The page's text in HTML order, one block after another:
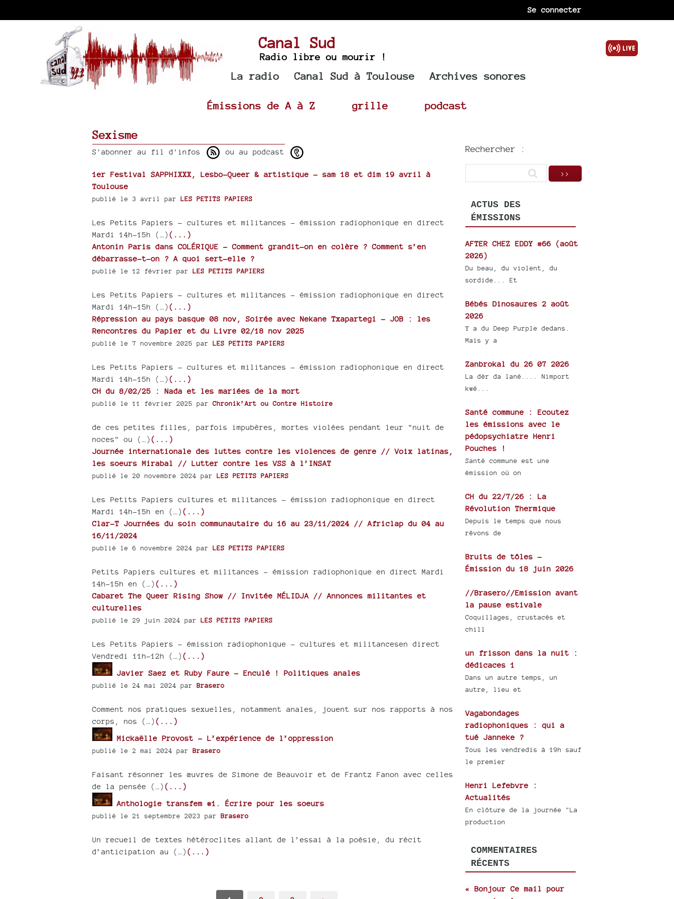
Se connecter
Canal Sud
Radio libre ou mourir !
La radio Canal Sud à Toulouse Archives sonores
Émissions de A à Z grille podcast
Sexisme
S'abonner au fil d'infos ou au podcast
1er Festival SAPPHIXXX, Lesbo-Queer & artistique - sam 18 et dim 19 avril à
Toulouse
publié le 3 avril par LES PETITS PAPIERS
Les Petits Papiers – cultures et militances - émission radiophonique en direct
Mardi 14h-15h (…) (...)
Antonin Paris dans COLÉRIQUE - Comment grandit-on en colère ? Comment s’en
débarrasse-t-on ? A quoi sert-elle ?
publié le 12 février par LES PETITS PAPIERS
Les Petits Papiers – cultures et militances - émission radiophonique en direct
Mardi 14h-15h (…) (...)
Répression au pays basque 08 nov, Soirée avec Nekane Txapartegi - JOB : les
Rencontres du Papier et du Livre 02/18 nov 2025
publié le 7 novembre 2025 par LES PETITS PAPIERS
Les Petits Papiers – cultures et militances - émission radiophonique en direct
Mardi 14h-15h (…) (...)
CH du 8/02/25 : Nada et les mariées de la mort
publié le 11 février 2025 parChronik’Art ou Contre Histoire
de ces petites filles, parfois impubères, mortes violées pendant leur "nuit de
noces" ou (…) (...)
Journée internationale des luttes contre les violences de genre // Voix latinas,
les soeurs Mirabal // Lutter contre les VSS à l’INSAT
publié le 20 novembre 2024 par LES PETITS PAPIERS
Les Petits Papiers cultures et militances - émission radiophonique en direct
Mardi 14h-15h en (…) (...)
Clar-T Journées du soin communautaire du 16 au 23/11/2024 // Africlap du 04 au
16/11/2024
publié le 6 novembre 2024 par LES PETITS PAPIERS
Petits Papiers cultures et militances - émission radiophonique en direct Mardi
14h-15h en (…) (...)
Cabaret The Queer Rising Show // Invitée MÉLIDJA // Annonces militantes et
culturelles
publié le 29 juin 2024 par LES PETITS PAPIERS
Les Petits Papiers – émission radiophonique - cultures et militancesen direct
Vendredi 11h-12h (…) (...)
Javier Saez et Ruby Faure - Enculé ! Politiques anales
publié le 24 mai 2024 par Brasero
Comment nos pratiques sexuelles, notamment anales, jouent sur nos rapports à nos
corps, nos (…) (...)
Mickaëlle Provost - L’expérience de l’oppression
publié le 2 mai 2024 par Brasero
Faisant résonner les œuvres de Simone de Beauvoir et de Frantz Fanon avec celles
de la pensée (…) (...)
Anthologie transfem #1. Écrire pour les soeurs
publié le 21 septembre 2023 par Brasero
Un recueil de textes hétéroclites allant de l’essai à la poésie, du récit
d’anticipation au (…) (...)
Rechercher :
ACTUS DES
ÉMISSIONS
AFTER CHEZ EDDY #66 (août
2026)
Du beau, du violent, du
sordide... Et
Bébés Dinosaures 2 août
2026
Y a du Deep Purple dedans.
Mais y a
Zanbrokal du 26 07 2026
La dèr da lané.... Nimport
kwé...
Santé commune : Ecoutez
les émissions avec le
pédopsychiatre Henri
Pouches !
Santé commune est une
émission où on
CH du 22/7/26 : La
Révolution Thermique
Depuis le temps que nous
rêvons de
Bruits de tôles -
Émission du 18 juin 2026
//Brasero//Emission avant
la pause estivale
Coquillages, crustacés et
chill
un frisson dans la nuit :
dédicaces 1
Dans un autre temps, un
autre, lieu et
Vagabondages
radiophoniques : qui a
tué Janneke ?
Tous les vendredis à 19h sauf
le premier
Henri Lefebvre :
Actualités
En clôture de la journée "La
production
COMMENTAIRES
RÉCENTS
« Bonjour Ce mail pour